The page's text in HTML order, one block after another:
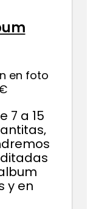
en foto
7 a 15
y en